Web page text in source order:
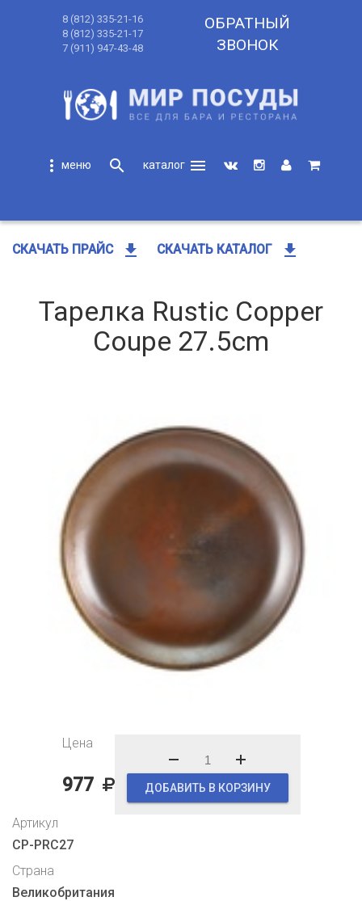
8 (812) 335-21-16
8 (812) 335-21-17
7 (911) 947-43-48
ОБРАТНЫЙ
ЗВОНОК
more_vert search
menu
СКАЧАТЬ ПРАЙС get_app СКАЧАТЬ КАТАЛОГ get_app
Тарелка Rustic Copper
Coupe 27.5cm
Цена
977 ДОБАВИТЬ В КОРЗИНУ
Артикул
CP-PRC27
Страна
Великобритания